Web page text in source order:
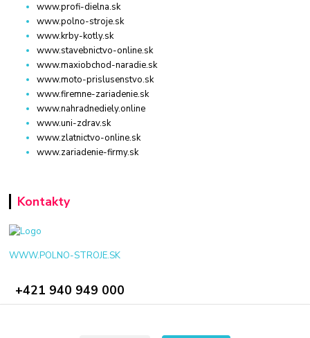
www.profi-dielna.sk
www.polno-stroje.sk
www.krby-kotly.sk
www.stavebnictvo-online.sk
www.maxiobchod-naradie.sk
www.moto-prislusenstvo.sk
www.firemne-zariadenie.sk
www.nahradnediely.online
www.uni-zdrav.sk
www.zlatnictvo-online.sk
www.zariadenie-firmy.sk
Kontakty
WWW.POLNO-STROJE.SK
+421 940 949 000